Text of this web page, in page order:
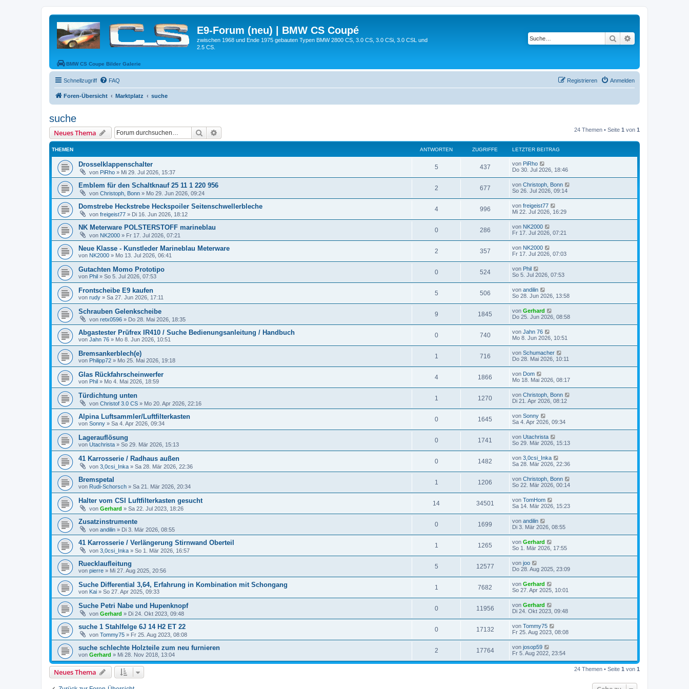
E9-Forum (neu) | BMW CS Coupé
zwischen 1968 und Ende 1975 gebauten Typen BMW 2800 CS, 3.0 CS, 3.0 CSi, 3.0 CSL und
2.5 CS.
BMW CS Coupe Bilder Galerie
Suche
Schnellzugriff FAQ Anmelden
Registrieren
Foren-Übersicht Marktplatz suche
suche
Neues Thema Suche 24 Themen • Seite 1 von 1
THEMEN ANTWORTEN ZUGRIFFE LETZTER BEITRAG
Drosselklappenschalter
von PiRho » Mi 29. Jul 2026, 15:37
5 437 von PiRho
Do 30. Jul 2026, 18:46
Emblem für den Schaltknauf 25 11 1 220 956
von Christoph, Bonn » Mo 29. Jun 2026, 09:24
2 677 von Christoph, Bonn
So 26. Jul 2026, 09:14
Domstrebe Heckstrebe Heckspoiler Seitenschwellerbleche
von freigeist77 » Di 16. Jun 2026, 18:12
4 996 von freigeist77
Mi 22. Jul 2026, 16:29
NK Meterware POLSTERSTOFF marineblau
von NK2000 » Fr 17. Jul 2026, 07:21
0 286 von NK2000
Fr 17. Jul 2026, 07:21
Neue Klasse - Kunstleder Marineblau Meterware
von NK2000 » Mo 13. Jul 2026, 06:41
2 357 von NK2000
Fr 17. Jul 2026, 07:03
Gutachten Momo Prototipo
von Phil » So 5. Jul 2026, 07:53
0 524 von Phil
So 5. Jul 2026, 07:53
Frontscheibe E9 kaufen
von rudy » Sa 27. Jun 2026, 17:11
5 506 von andilin
So 28. Jun 2026, 13:58
Schrauben Gelenkscheibe
von retx0596 » Do 28. Mai 2026, 18:35
9 1845 von Gerhard
Do 25. Jun 2026, 08:58
Abgastester Prüfrex IR410 / Suche Bedienungsanleitung / Handbuch
von Jahn 76 » Mo 8. Jun 2026, 10:51
0 740 von Jahn 76
Mo 8. Jun 2026, 10:51
Bremsankerblech(e)
von Philipp72 » Mo 25. Mai 2026, 19:18
1 716 von Schumacher
Do 28. Mai 2026, 10:11
Glas Rückfahrscheinwerfer
von Phil » Mo 4. Mai 2026, 18:59
4 1866 von Dom
Mo 18. Mai 2026, 08:17
Türdichtung unten
von Christof 3.0 CS » Mo 20. Apr 2026, 22:16
1 1270 von Christoph, Bonn
Di 21. Apr 2026, 08:12
Alpina Luftsammler/Luftfilterkasten
von Sonny » Sa 4. Apr 2026, 09:34
0 1645 von Sonny
Sa 4. Apr 2026, 09:34
Lagerauflösung
von Utachrista » So 29. Mär 2026, 15:13
0 1741 von Utachrista
So 29. Mär 2026, 15:13
41 Karrosserie / Radhaus außen
von 3,0csi_Inka » Sa 28. Mär 2026, 22:36
0 1482 von 3,0csi_Inka
Sa 28. Mär 2026, 22:36
Bremspetal
von Rudi-Schorsch » Sa 21. Mär 2026, 20:34
1 1206 von Christoph, Bonn
So 22. Mär 2026, 00:14
Halter vom CSI Luftfilterkasten gesucht
von Gerhard » Sa 22. Jul 2023, 18:26
14 34501 von TomHom
Sa 14. Mär 2026, 15:23
Zusatzinstrumente
von andilin » Di 3. Mär 2026, 08:55
0 1699 von andilin
Di 3. Mär 2026, 08:55
41 Karrosserie / Verlängerung Stirnwand Oberteil
von 3,0csi_Inka » So 1. Mär 2026, 16:57
1 1265 von Gerhard
So 1. Mär 2026, 17:55
Ruecklaufleitung
von pierre » Mi 27. Aug 2025, 20:56
5 12577 von joo
Do 28. Aug 2025, 23:09
Suche Differential 3,64, Erfahrung in Kombination mit Schongang
von Kai » So 27. Apr 2025, 09:33
1 7682 von Gerhard
So 27. Apr 2025, 10:01
Suche Petri Nabe und Hupenknopf
von Gerhard » Di 24. Okt 2023, 09:48
0 11956 von Gerhard
Di 24. Okt 2023, 09:48
suche 1 Stahlfelge 6J 14 H2 ET 22
von Tommy75 » Fr 25. Aug 2023, 08:08
0 17132 von Tommy75
Fr 25. Aug 2023, 08:08
suche schlechte Holzteile zum neu furnieren
von Gerhard » Mi 28. Nov 2018, 13:04
2 17764 von josop59
Fr 5. Aug 2022, 23:54
Neues Thema 24 Themen • Seite 1 von 1